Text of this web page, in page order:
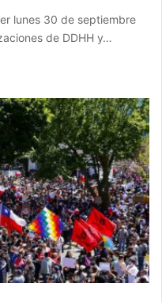
lunes 30 de septiembre
de DDHH y…